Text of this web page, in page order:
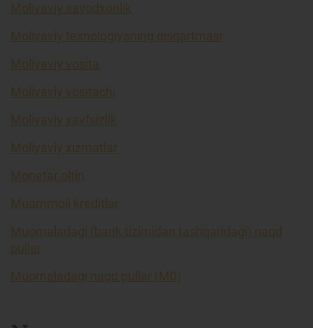
Moliyaviy savodxonlik
Moliyaviy texnologiyaning qisqartmasi
Moliyaviy vosita
Moliyaviy vositachi
Moliyaviy xavfsizlik
Moliyaviy xizmatlar
Monetar oltin
Muammoli kreditlar
Muomaladagi (bank tizimidan tashqaridagi) naqd
pullar
Muomaladagi naqd pullar (M0)